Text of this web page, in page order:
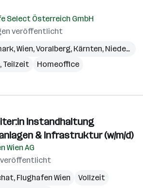
Select Österreich GmbH
veröffentlicht
,Wien,Voralberg, Kärnten, Niederösterreich
Teilzeit
Homeoffice
Instandhaltung
& Infrastruktur (w/m/d)
Wien AG
veröffentlicht
, Flughafen Wien
Vollzeit